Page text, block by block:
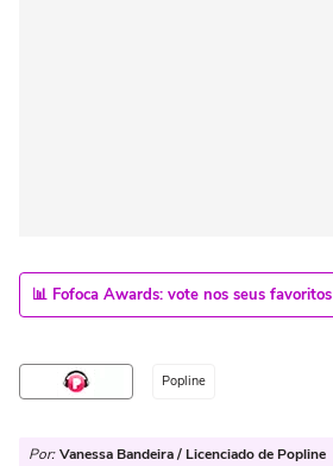
📊 Fofoca Awards: vote nos seus favoritos
Popline
Por: Vanessa Bandeira / Licenciado de Popline